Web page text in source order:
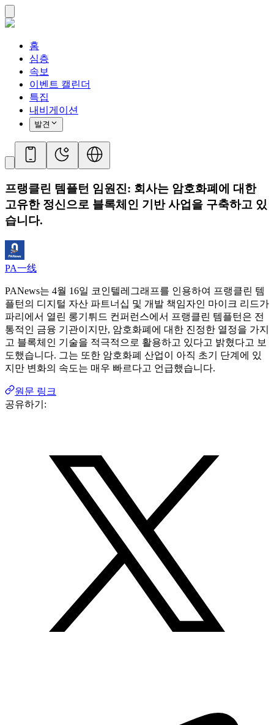
홈
심층
속보
이벤트 캘린더
특집
내비게이션
발견
프랭클린 템플턴 임원진: 회사는 암호화폐에 대한
고유한 정신으로 블록체인 기반 사업을 구축하고 있
습니다.
PA一线
PANews는 4월 16일 코인텔레그래프를 인용하여 프랭클린 템
플턴의 디지털 자산 파트너십 및 개발 책임자인 마이크 리드가
파리에서 열린 롱기튀드 컨퍼런스에서 프랭클린 템플턴은 전
통적인 금융 기관이지만, 암호화폐에 대한 진정한 열정을 가지
고 블록체인 기술을 적극적으로 활용하고 있다고 밝혔다고 보
도했습니다. 그는 또한 암호화폐 산업이 아직 초기 단계에 있
지만 변화의 속도는 매우 빠르다고 언급했습니다.
원문 링크
공유하기: